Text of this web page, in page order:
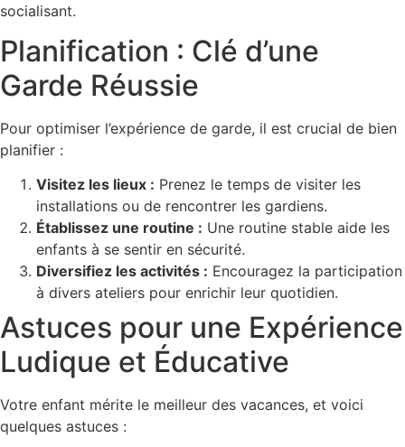
socialisant.
Planification : Clé d’une
Garde Réussie
Pour optimiser l’expérience de garde, il est crucial de bien
planifier :
Visitez les lieux : Prenez le temps de visiter les
installations ou de rencontrer les gardiens.
Établissez une routine : Une routine stable aide les
enfants à se sentir en sécurité.
Diversifiez les activités : Encouragez la participation
à divers ateliers pour enrichir leur quotidien.
Astuces pour une Expérience
Ludique et Éducative
Votre enfant mérite le meilleur des vacances, et voici
quelques astuces :